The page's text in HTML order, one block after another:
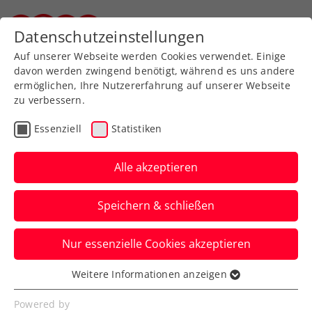
Zurück zur Newsübersicht
Turniere
Red Bull BassLine:
Titelverteidiger Zverev
führt Line-up an
Deutschlands Nummer eins tritt erneut
beim Tiebreak-Turnier im Vorfeld der
Erste Bank Open in Wien an.
Verfasst von: Presseaussendung / Redaktion, 07.10.2024
Datenschutzeinstellungen
Auf unserer Webseite werden Cookies verwendet. Einige
davon werden zwingend benötigt, während es uns andere
ermöglichen, Ihre Nutzererfahrung auf unserer Webseite
zu verbessern.
Essenziell Statistiken
Alle akzeptieren
Speichern & schließen
Nur essenzielle Cookies akzeptieren
Essenziell
Essenzielle Cookies werden für grundlegende
Weitere Informationen anzeigen
Powered by